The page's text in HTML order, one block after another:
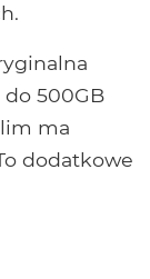
do 500GB
ma
dodatkowe